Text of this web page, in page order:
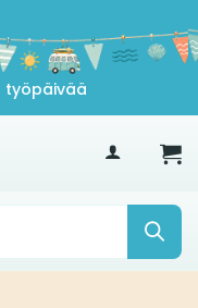
työpäivää
35